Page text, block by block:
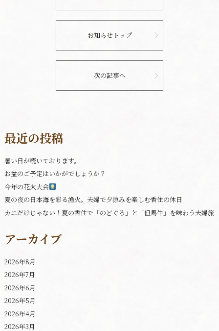
お知らせトップ
次の記事へ
最近の投稿
暑い日が続いております。
お盆のご予定はいかがでしょうか？
今年の花火大会
夏の夜の日本海を彩る漁火。夫婦で夕涼みを楽しむ香住の休日
カニだけじゃない！夏の香住で「のどぐろ」と「但馬牛」を味わう夫婦旅
アーカイブ
2026年8月
2026年7月
2026年6月
2026年5月
2026年4月
2026年3月